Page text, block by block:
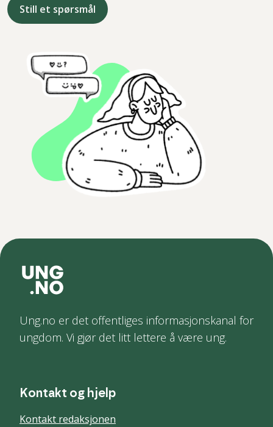
Still et spørsmål
Ung.no er det offentliges informasjonskanal for
ungdom. Vi gjør det litt lettere å være ung.
Kontakt og hjelp
Kontakt redaksjonen